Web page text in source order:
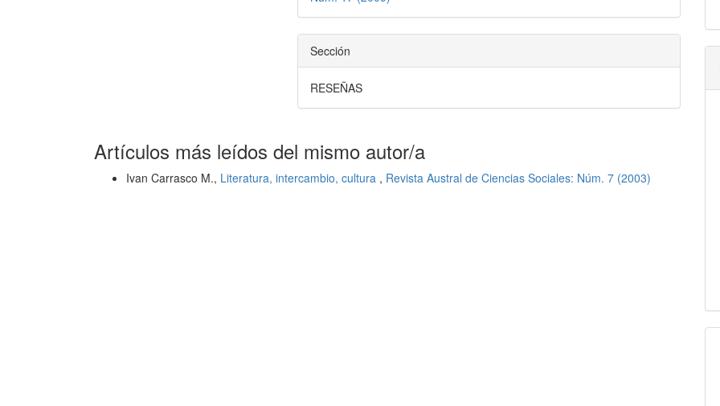
Sección
RESEÑAS
Artículos más leídos del mismo autor/a
Ivan Carrasco M., Literatura, intercambio, cultura , Revista Austral de Ciencias Sociales: Núm. 7 (2003)